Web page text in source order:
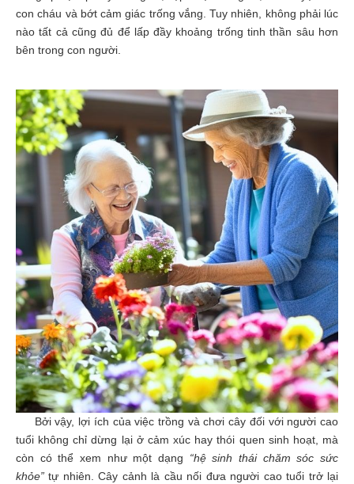
con cháu và bớt cảm giác trống vắng. Tuy nhiên, không phải lúc
nào tất cả cũng đủ để lấp đầy khoảng trống tinh thần sâu hơn
bên trong con người.
Bởi vậy, lợi ích của việc trồng và chơi cây đối với người cao
tuổi không chỉ dừng lại ở cảm xúc hay thói quen sinh hoạt, mà
còn có thể xem như một dạng “hệ sinh thái chăm sóc sức
khỏe” tự nhiên. Cây cảnh là cầu nối đưa người cao tuổi trở lại